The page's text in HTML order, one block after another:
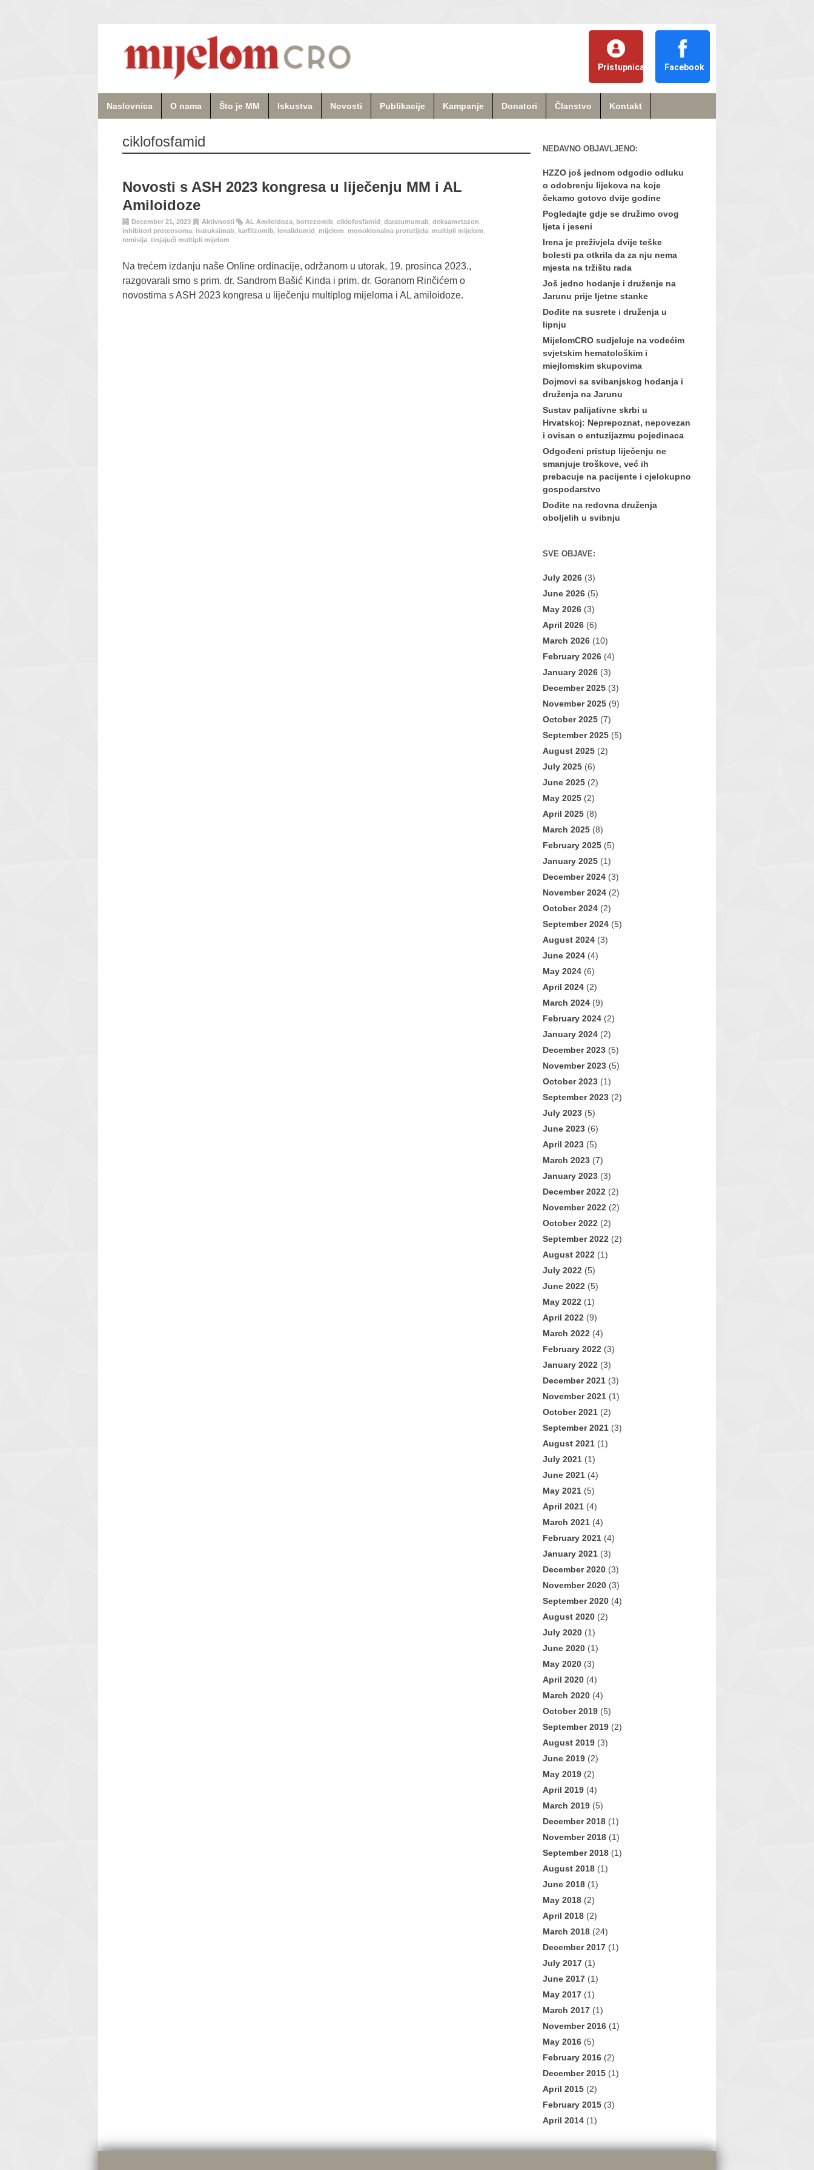
Pristupnica Facebook
Naslovnica O nama Što je MM Iskustva Novosti Publikacije Kampanje Donatori Članstvo Kontakt
ciklofosfamid
Novosti s ASH 2023 kongresa u liječenju MM i AL
Amiloidoze
December 21, 2023 Aktivnosti AL Amiloidoza bortezomib ciklofosfamid daratumumab deksametazon
inhibitori proteosoma isatuksimab karfilzomib lenalidomid mijelom monoklonalna protutijela multipli mijelom
remisija tinjajući multipli mijelom
Na trećem izdanju naše Online ordinacije, održanom u utorak, 19. prosinca 2023.,
razgovarali smo s prim. dr. Sandrom Bašić Kinda i prim. dr. Goranom Rinčićem o
novostima s ASH 2023 kongresa u liječenju multiplog mijeloma i AL amiloidoze.
NEDAVNO OBJAVLJENO:
HZZO još jednom odgodio odluku
o odobrenju lijekova na koje
čekamo gotovo dvije godine
Pogledajte gdje se družimo ovog
ljeta i jeseni
Irena je preživjela dvije teške
bolesti pa otkrila da za nju nema
mjesta na tržištu rada
Još jedno hodanje i druženje na
Jarunu prije ljetne stanke
Dođite na susrete i druženja u
lipnju
MijelomCRO sudjeluje na vodećim
svjetskim hematološkim i
miejlomskim skupovima
Dojmovi sa svibanjskog hodanja i
druženja na Jarunu
Sustav palijativne skrbi u
Hrvatskoj: Neprepoznat, nepovezan
i ovisan o entuzijazmu pojedinaca
Odgođeni pristup liječenju ne
smanjuje troškove, već ih
prebacuje na pacijente i cjelokupno
gospodarstvo
Dođite na redovna druženja
oboljelih u svibnju
SVE OBJAVE:
July 2026 (3)
June 2026 (5)
May 2026 (3)
April 2026 (6)
March 2026 (10)
February 2026 (4)
January 2026 (3)
December 2025 (3)
November 2025 (9)
October 2025 (7)
September 2025 (5)
August 2025 (2)
July 2025 (6)
June 2025 (2)
May 2025 (2)
April 2025 (8)
March 2025 (8)
February 2025 (5)
January 2025 (1)
December 2024 (3)
November 2024 (2)
October 2024 (2)
September 2024 (5)
August 2024 (3)
June 2024 (4)
May 2024 (6)
April 2024 (2)
March 2024 (9)
February 2024 (2)
January 2024 (2)
December 2023 (5)
November 2023 (5)
October 2023 (1)
September 2023 (2)
July 2023 (5)
June 2023 (6)
April 2023 (5)
March 2023 (7)
January 2023 (3)
December 2022 (2)
November 2022 (2)
October 2022 (2)
September 2022 (2)
August 2022 (1)
July 2022 (5)
June 2022 (5)
May 2022 (1)
April 2022 (9)
March 2022 (4)
February 2022 (3)
January 2022 (3)
December 2021 (3)
November 2021 (1)
October 2021 (2)
September 2021 (3)
August 2021 (1)
July 2021 (1)
June 2021 (4)
May 2021 (5)
April 2021 (4)
March 2021 (4)
February 2021 (4)
January 2021 (3)
December 2020 (3)
November 2020 (3)
September 2020 (4)
August 2020 (2)
July 2020 (1)
June 2020 (1)
May 2020 (3)
April 2020 (4)
March 2020 (4)
October 2019 (5)
September 2019 (2)
August 2019 (3)
June 2019 (2)
May 2019 (2)
April 2019 (4)
March 2019 (5)
December 2018 (1)
November 2018 (1)
September 2018 (1)
August 2018 (1)
June 2018 (1)
May 2018 (2)
April 2018 (2)
March 2018 (24)
December 2017 (1)
July 2017 (1)
June 2017 (1)
May 2017 (1)
March 2017 (1)
November 2016 (1)
May 2016 (5)
February 2016 (2)
December 2015 (1)
April 2015 (2)
February 2015 (3)
April 2014 (1)